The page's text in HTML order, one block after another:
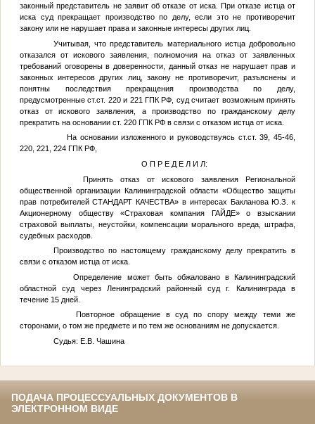
законный представитель не заявит об отказе от иска. При отказе истца от
иска суд прекращает производство по делу, если это не противоречит
закону или не нарушает права и законные интересы других лиц.
Учитывая, что представитель материального истца добровольно
отказался от искового заявления, полномочия на отказ от заявленных
требований оговорены в доверенности, данный отказ не нарушает прав и
законных интересов других лиц, закону не противоречит, разъяснены и
понятны последствия прекращения производства по делу,
предусмотренные ст.ст. 220 и 221 ГПК РФ, суд считает возможным принять
отказ от искового заявления, а производство по гражданскому делу
прекратить на основании ст. 220 ГПК РФ в связи с отказом истца от иска.
На основании изложенного и руководствуясь ст.ст. 39, 45-46,
220, 221, 224 ГПК РФ,
О П Р Е Д Е Л И Л:
Принять отказ от искового заявления Региональной
общественной организации Калининградской области «Общество защиты
прав потребителей СТАНДАРТ КАЧЕСТВА» в интересах Бакланова Ю.З.
к
Акционерному обществу «Страховая компания ГАЙДЕ» о взыскании
страховой выплаты, неустойки, компенсации морального вреда, штрафа,
судебных расходов.
Производство по настоящему гражданскому делу прекратить в
связи с отказом истца от иска.
Определение может быть обжаловано в Калининградский
областной суд через Ленинградский районный суд г. Калининграда в
течение 15 дней.
Повторное обращение в суд по спору между теми же
сторонами, о том же предмете и по тем же основаниям не допускается.
Судья: Е.В. Чашина
ПОДАЧА ПРОЦЕССУАЛЬНЫХ ДОКУМЕНТОВ В
ЭЛЕКТРОННОМ ВИДЕ